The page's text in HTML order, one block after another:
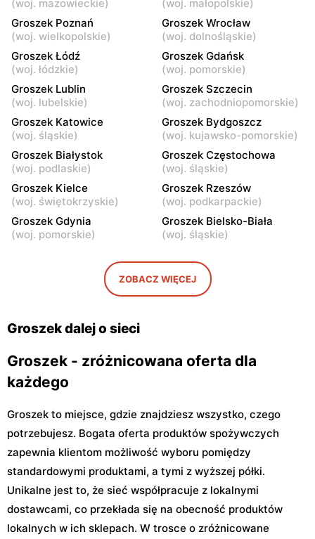
Warszawa al. Dzieci
Polskich 9
Warszawa, ul. Zasadowa 52
Groszek
Zamienie, ul. Waniliowa
1/80
Groszek
Pruszków, ul. Zdziarska 26
Groszek
Łomianki Dolne, ul. Wiślana
32E
Groszek
Łomianki, ul. Warszawska
280
Groszek
Warszawa, ul. Jana Pawła II
108
Groszek
Warszawa, ul. plac Wojska
Polskiego 114
Nowa Iwiczna, ul. Ignacego
Warszawa, ul. Rumiankowa
18
Kobyłka, ul. Nadarzyn 8
(woj. mazowieckie)
(woj. małopolskie)
Groszek Poznań
(woj. wielkopolskie)
Groszek Wrocław
(woj. dolnośląskie)
Groszek Łódź
(woj. łódzkie)
Groszek Gdańsk
(woj. pomorskie)
Groszek Lublin
(woj. lubelskie)
Groszek Szczecin
(woj. zachodniopomorskie)
Groszek Katowice
(woj. śląskie)
Groszek Bydgoszcz
(woj. kujawsko-pomorskie)
Groszek Białystok
(woj. podlaskie)
Groszek Częstochowa
(woj. śląskie)
Groszek Kielce
(woj. świętokrzyskie)
Groszek Rzeszów
(woj. podkarpackie)
Groszek Gdynia
(woj. pomorskie)
Groszek Bielsko-Biała
(woj. śląskie)
ZOBACZ WIĘCEJ
Groszek dalej o sieci
Groszek - zróżnicowana oferta dla
każdego
Groszek to miejsce, gdzie znajdziesz wszystko, czego
potrzebujesz. Bogata oferta produktów spożywczych
zapewnia klientom możliwość wyboru pomiędzy
standardowymi produktami, a tymi z wyższej półki.
Unikalne jest to, że sieć współpracuje z lokalnymi
dostawcami, co przekłada się na obecność produktów
lokalnych w ich sklepach. W trosce o zróżnicowane